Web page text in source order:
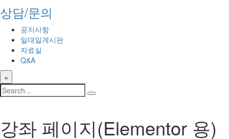
상담/문의
공지사항
일대일게시판
자료실
Q&A
×
강좌 페이지(Elementor 용)